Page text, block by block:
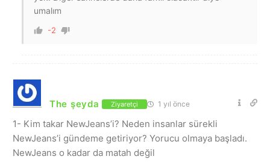
umalım
-2
The şeyda Ziyaretçi 1 yıl önce
1- Kim takar NewJeans’i? Neden insanlar sürekli
NewJeans’i gündeme getiriyor? Yorucu olmaya başladı.
NewJeans o kadar da matah değil